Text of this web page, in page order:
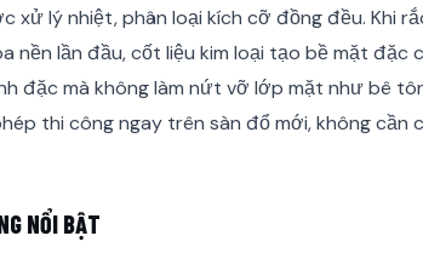
xử lý nhiệt, phân loại kích cỡ đồng đều. Khi
nền lần đầu, cốt liệu kim loại tạo bề mặt đặc
đặc mà không làm nứt vỡ lớp mặt như bê
thi công ngay trên sàn đổ mới, không cần
NỔI BẬT